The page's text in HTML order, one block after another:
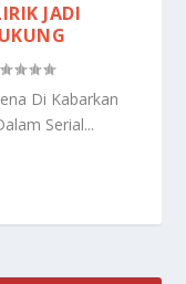
JADI
Di Kabarkan
Serial...